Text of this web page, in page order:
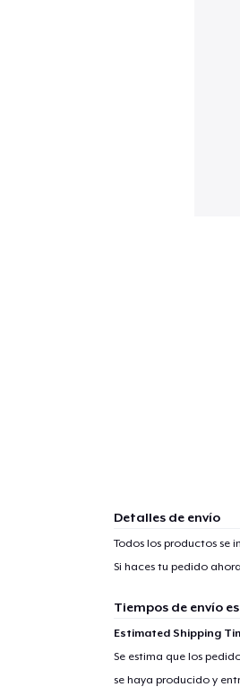
Detalles de envío
Todos los productos se
Si haces tu pedido
Tiempos de envío
Estimated Shipping
Se estima que los
se haya producido y